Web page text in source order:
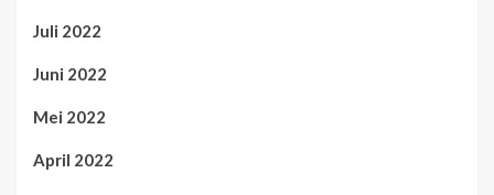
Juli 2022
Juni 2022
Mei 2022
April 2022